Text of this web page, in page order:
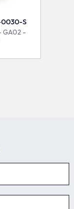
0030-S
GA02 -